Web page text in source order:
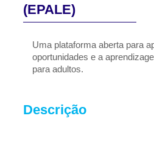
(EPALE)
Uma plataforma aberta para
oportunidades e a
para adultos.
Descrição